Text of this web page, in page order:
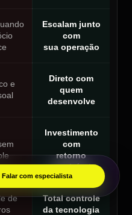
Falar com especialista
Escalam junto
com
sua operação
e
Direto com
quem
desenvolve
Investimento
com
retorno
previsível
de
Total controle
da tecnologia